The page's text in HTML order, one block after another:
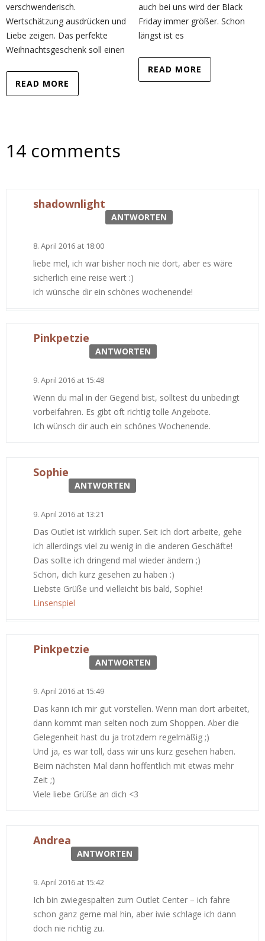
verschwenderisch.
Wertschätzung ausdrücken und
Liebe zeigen. Das perfekte
Weihnachtsgeschenk soll einen
READ MORE
auch bei uns wird der Black
Friday immer größer. Schon
längst ist es
READ MORE
14 comments
shadownlight
ANTWORTEN
8. April 2016 at 18:00
liebe mel, ich war bisher noch nie dort, aber es wäre
sicherlich eine reise wert :)
ich wünsche dir ein schönes wochenende!
Pinkpetzie
ANTWORTEN
9. April 2016 at 15:48
Wenn du mal in der Gegend bist, solltest du unbedingt
vorbeifahren. Es gibt oft richtig tolle Angebote.
Ich wünsch dir auch ein schönes Wochenende.
Sophie
ANTWORTEN
9. April 2016 at 13:21
Das Outlet ist wirklich super. Seit ich dort arbeite, gehe
ich allerdings viel zu wenig in die anderen Geschäfte!
Das sollte ich dringend mal wieder ändern ;)
Schön, dich kurz gesehen zu haben :)
Liebste Grüße und vielleicht bis bald, Sophie!
Linsenspiel
Pinkpetzie
ANTWORTEN
9. April 2016 at 15:49
Das kann ich mir gut vorstellen. Wenn man dort arbeitet,
dann kommt man selten noch zum Shoppen. Aber die
Gelegenheit hast du ja trotzdem regelmäßig ;)
Und ja, es war toll, dass wir uns kurz gesehen haben.
Beim nächsten Mal dann hoffentlich mit etwas mehr
Zeit ;)
Viele liebe Grüße an dich <3
Andrea
ANTWORTEN
9. April 2016 at 15:42
Ich bin zwiegespalten zum Outlet Center – ich fahre
schon ganz gerne mal hin, aber iwie schlage ich dann
doch nie richtig zu.